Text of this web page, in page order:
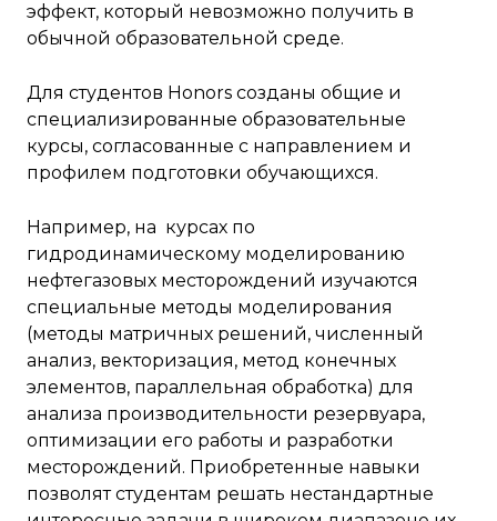
эффект, который невозможно получить в
обычной образовательной среде.
Для студентов Honors созданы общие и
специализированные образовательные
курсы, согласованные с направлением и
профилем подготовки обучающихся.
Например, на курсах по
гидродинамическому моделированию
нефтегазовых месторождений изучаются
специальные методы моделирования
(методы матричных решений, численный
анализ, векторизация, метод конечных
элементов, параллельная обработка) для
анализа производительности резервуара,
оптимизации его работы и разработки
месторождений. Приобретенные навыки
позволят студентам решать нестандартные